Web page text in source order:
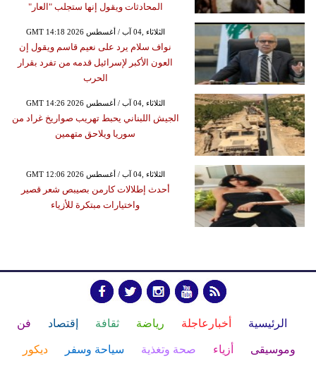
المحادثات ويقول إنها ستجلب "العار"
GMT 14:18 2026 الثلاثاء ,04 آب / أغسطس
نواف سلام يرد على نعيم قاسم ويقول إن
العون الأكبر لإسرائيل قدمه من تفرد بقرار
الحرب
GMT 14:26 2026 الثلاثاء ,04 آب / أغسطس
الجيش اللبناني يحبط تهريب صواريخ غراد من
سوريا ويلاحق متهمين
GMT 12:06 2026 الثلاثاء ,04 آب / أغسطس
أحدث إطلالات كارمن بصيبص شعر قصير
واختيارات مبتكرة للأزياء
الرئيسية أخبارعاجلة رياضة ثقافة إقتصاد فن
وموسيقى أزياء صحة وتغذية سياحة وسفر ديكور